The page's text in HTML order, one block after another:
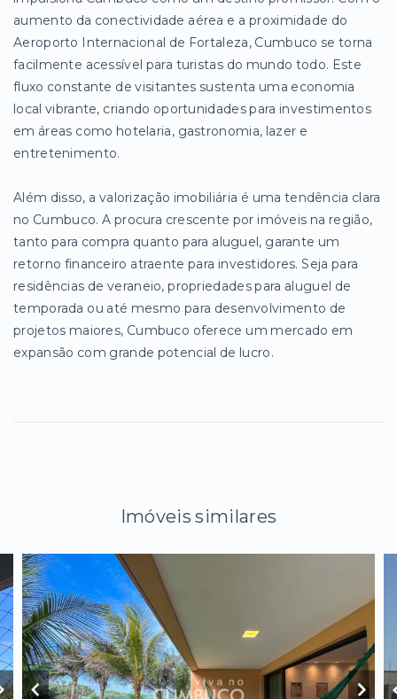
aumento da conectividade aérea e a proximidade do
Aeroporto Internacional de Fortaleza, Cumbuco se torna
facilmente acessível para turistas do mundo todo. Este
fluxo constante de visitantes sustenta uma economia
local vibrante, criando oportunidades para investimentos
em áreas como hotelaria, gastronomia, lazer e
entretenimento.
Além disso, a valorização imobiliária é uma tendência clara
no Cumbuco. A procura crescente por imóveis na região,
tanto para compra quanto para aluguel, garante um
retorno financeiro atraente para investidores. Seja para
residências de veraneio, propriedades para aluguel de
temporada ou até mesmo para desenvolvimento de
projetos maiores, Cumbuco oferece um mercado em
expansão com grande potencial de lucro.
Imóveis similares